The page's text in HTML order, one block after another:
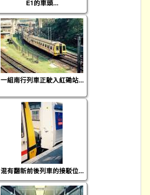
E1的車頭...
一組南行列車正駛入紅磡站...
混有翻新前後列車的接駁位...